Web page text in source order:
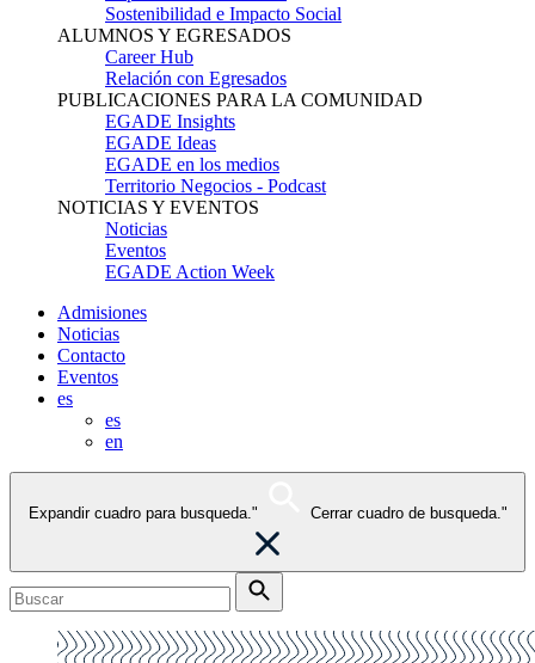
Sostenibilidad e Impacto Social
ALUMNOS Y EGRESADOS
Career Hub
Relación con Egresados
PUBLICACIONES PARA LA COMUNIDAD
EGADE Insights
EGADE Ideas
EGADE en los medios
Territorio Negocios - Podcast
NOTICIAS Y EVENTOS
Noticias
Eventos
EGADE Action Week
Admisiones
Noticias
Contacto
Eventos
es
es
en
Expandir cuadro para busqueda." Cerrar cuadro de busqueda."